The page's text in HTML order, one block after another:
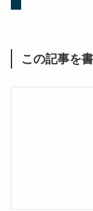
この記事を